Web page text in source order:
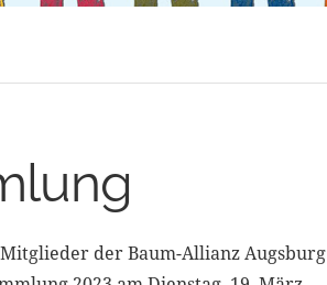
der Baum-Allianz Augsburg